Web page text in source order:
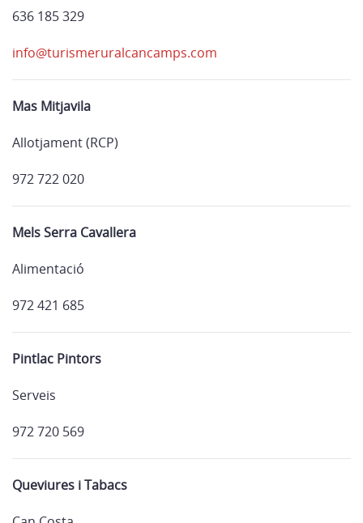
636 185 329
info@turismeruralcancamps.com
Mas Mitjavila
Allotjament (RCP)
972 722 020
Mels Serra Cavallera
Alimentació
972 421 685
Pintlac Pintors
Serveis
972 720 569
Queviures i Tabacs